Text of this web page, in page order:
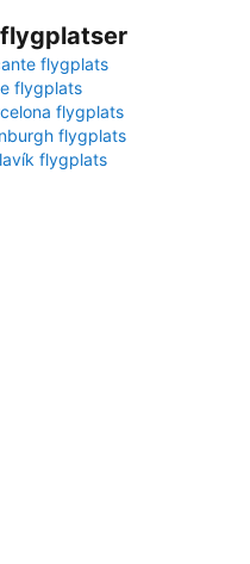
flygplats
flygplats
flygplats
flygplats
flygplats